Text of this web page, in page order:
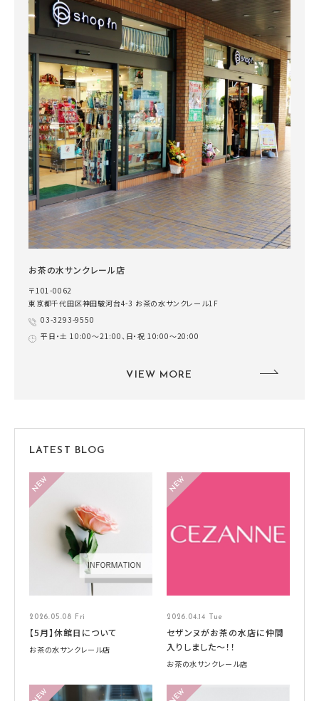
お茶の水サンクレール店
〒101-0062
東京都千代田区神田駿河台4-3 お茶の水サンクレール1F
03-3293-9550
平日・土 10:00～21:00、日・祝 10:00～20:00
VIEW MORE
LATEST BLOG
2026.05.08 Fri
【5月】休館日について
お茶の水サンクレール店
2026.04.14 Tue
セザンヌがお茶の水店に仲間
入りしました～！！
お茶の水サンクレール店